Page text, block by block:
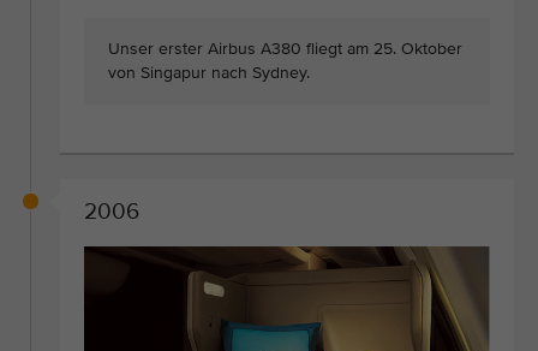
Unser erster Airbus A380 fliegt am 25. Oktober
von Singapur nach Sydney.
2006